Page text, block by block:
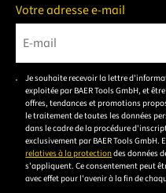
Votre adresse e-mail
Veuillez saisir une adresse
Je souhaite recevoir la lettre
exploitée par BAER Tools GmbH, et
offres, tendances et promotions
le traitement de toutes les données
dans le cadre de la procédure
exclusivement par BAER Tools GmbH.
relatives à la protectiondes données
s'appliquent. Ce consentement peut
avec effet pour l'avenir à la fin de